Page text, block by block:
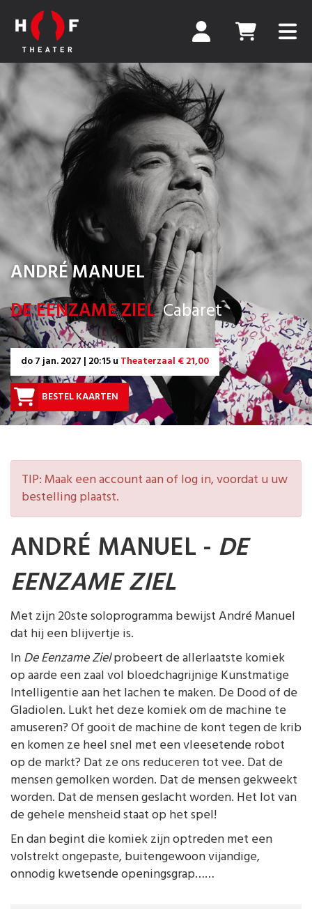
ANDRÉ MANUEL
DE EENZAME ZIEL Cabaret
do7 jan. 2027 | 20:15 u Theaterzaal € 21,00
BESTEL KAARTEN
TIP: Maak een account aan of log in, voordat u uw
bestelling plaatst.
ANDRÉ MANUEL - DE
EENZAME ZIEL
Met zijn 20ste soloprogramma bewijst André Manuel
dat hij een blijvertje is.
InDe Eenzame Zielprobeert de allerlaatste komiek
op aarde een zaal vol bloedchagrijnige Kunstmatige
Intelligentie aan het lachen te maken. De Dood of de
Gladiolen. Lukt het deze komiek om de machine te
amuseren? Of gooit de machine de kont tegen de krib
en komen ze heel snel met een vleesetende robot
op de markt? Dat ze ons reduceren tot vee. Dat de
mensen gemolken worden. Dat de mensen gekweekt
worden. Dat de mensen geslacht worden. Het lot van
de gehele mensheid staat op het spel!
En dan begint die komiek zijn optreden met een
volstrekt ongepaste, buitengewoon vijandige,
onnodig kwetsende openingsgrap……